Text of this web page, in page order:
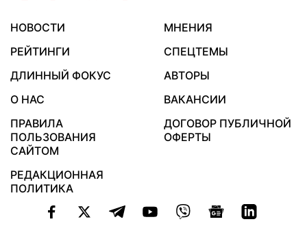
НОВОСТИ
МНЕНИЯ
РЕЙТИНГИ
СПЕЦТЕМЫ
ДЛИННЫЙ ФОКУС
АВТОРЫ
О НАС
ВАКАНСИИ
ПРАВИЛА
ПОЛЬЗОВАНИЯ
САЙТОМ
ДОГОВОР ПУБЛИЧНОЙ
ОФЕРТЫ
РЕДАКЦИОННАЯ
ПОЛИТИКА